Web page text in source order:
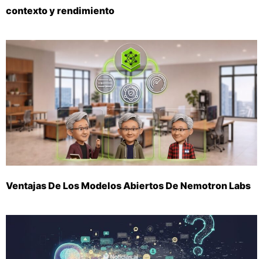
contexto y rendimiento
Ventajas De Los Modelos Abiertos De Nemotron Labs